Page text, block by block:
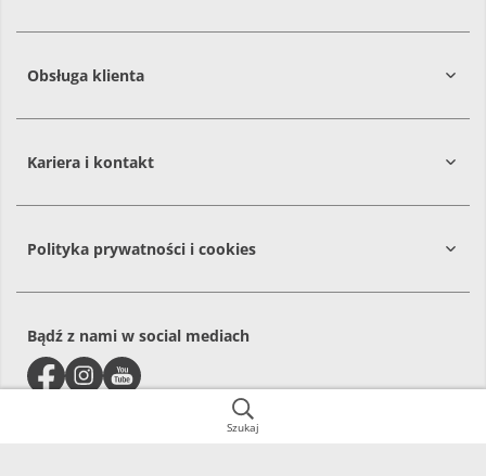
Szukaj
Obsługa klienta
Kariera i kontakt
Polityka prywatności i cookies
Bądź z nami w social mediach